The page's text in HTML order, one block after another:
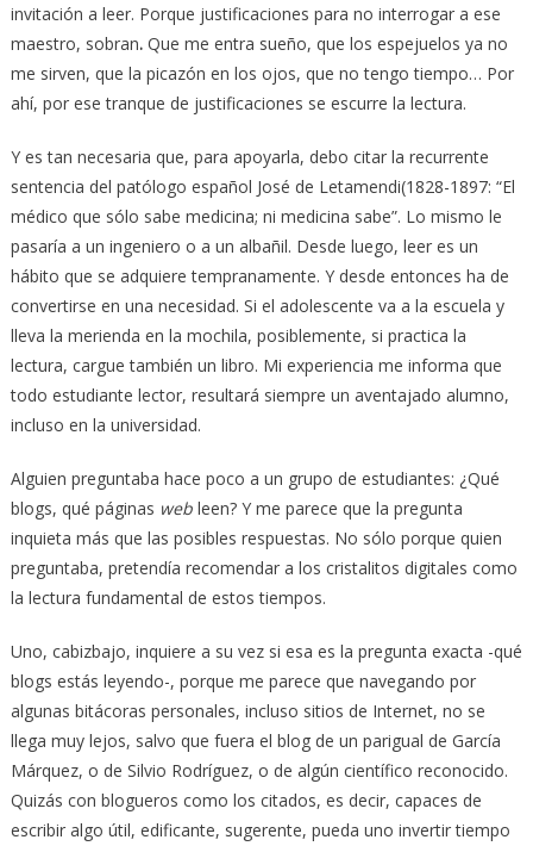
invitación a leer. Porque justificaciones para no interrogar a ese
maestro, sobran.Que me entra sueño, que los espejuelos ya no
me sirven, que la picazón en los ojos, que no tengo tiempo… Por
ahí, por ese tranque de justificaciones se escurre la lectura.
Y es tan necesaria que, para apoyarla, debo citar la recurrente
sentencia del patólogo español José de Letamendi(1828-1897: “El
médico que sólo sabe medicina; ni medicina sabe”. Lo mismo le
pasaría a un ingeniero o a un albañil. Desde luego, leer es un
hábito que se adquiere tempranamente. Y desde entonces ha de
convertirse en una necesidad. Si el adolescente va a la escuela y
lleva la merienda en la mochila, posiblemente, si practica la
lectura, cargue también un libro. Mi experiencia me informa que
todo estudiante lector, resultará siempre un aventajado alumno,
incluso en la universidad.
Alguien preguntaba hace poco a un grupo de estudiantes: ¿Qué
blogs, qué páginas webleen? Y me parece que la pregunta
inquieta más que las posibles respuestas. No sólo porque quien
preguntaba, pretendía recomendar a los cristalitos digitales como
la lectura fundamental de estos tiempos.
Uno, cabizbajo, inquiere a su vez si esa es la pregunta exacta -qué
blogs estás leyendo-, porque me parece que navegando por
algunas bitácoras personales, incluso sitios de Internet, no se
llega muy lejos, salvo que fuera el blog de un parigual de García
Márquez, o de Silvio Rodríguez, o de algún científico reconocido.
Quizás con blogueros como los citados, es decir, capaces de
escribir algo útil, edificante, sugerente, pueda uno invertir tiempo